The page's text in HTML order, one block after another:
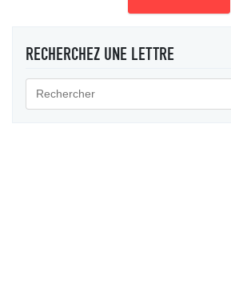
RECHERCHEZ UNE LETTRE